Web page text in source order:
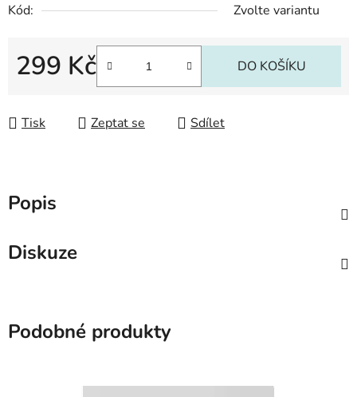
Kód:
Zvolte variantu
299 Kč DO KOŠÍKU
Tisk Zeptat se Sdílet
Popis
Diskuze
Podobné produkty